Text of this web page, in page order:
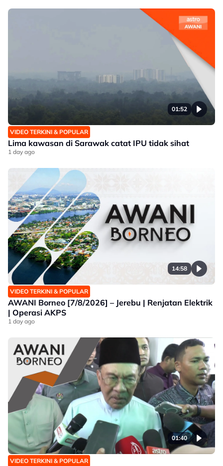
01:52
VIDEO TERKINI & POPULAR
Lima kawasan di Sarawak catat IPU tidak sihat
1 day ago
14:58
VIDEO TERKINI & POPULAR
AWANI Borneo [7/8/2026] – Jerebu | Renjatan Elektrik
| Operasi AKPS
1 day ago
01:40
VIDEO TERKINI & POPULAR